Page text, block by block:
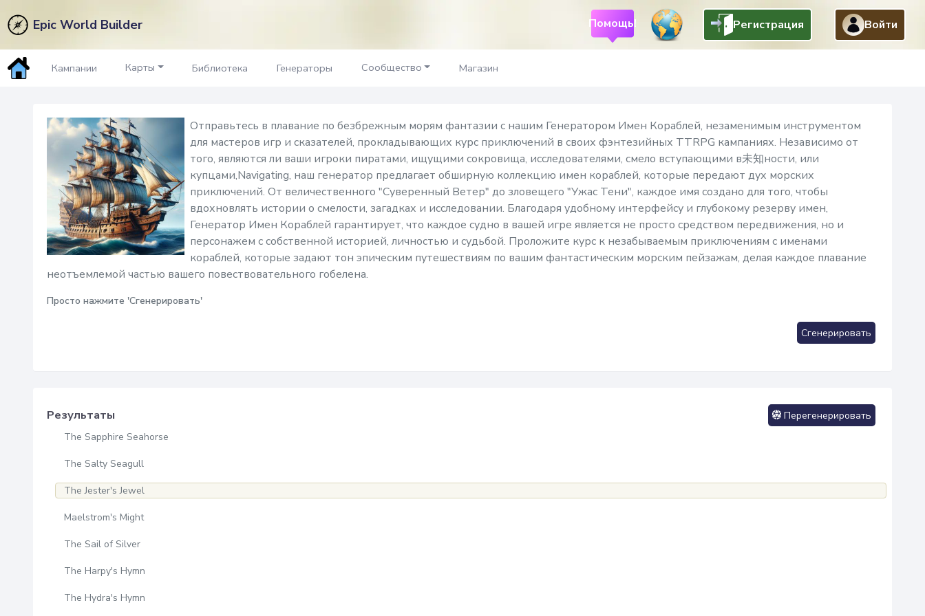
Epic World Builder Помощь! Регистрация Войти
Кампании Карты Библиотека Генераторы Сообщество Магазин
Название корабляГенератор
Назад
Отправьтесь в плавание по безбрежным морям фантазии с нашим Генератором Имен Кораблей, незаменимым инструментом
для мастеров игр и сказателей, прокладывающих курс приключений в своих фэнтезийных TTRPG кампаниях. Независимо от
того, являются ли ваши игроки пиратами, ищущими сокровища, исследователями, смело вступающими в未知ности, или
купцами,Navigating, наш генератор предлагает обширную коллекцию имен кораблей, которые передают дух морских
приключений. От величественного "Суверенный Ветер" до зловещего "Ужас Тени", каждое имя создано для того, чтобы
вдохновлять истории о смелости, загадках и исследовании. Благодаря удобному интерфейсу и глубокому резерву имен,
Генератор Имен Кораблей гарантирует, что каждое судно в вашей игре является не просто средством передвижения, но и
персонажем с собственной историей, личностью и судьбой. Проложите курс к незабываемым приключениям с именами
кораблей, которые задают тон эпическим путешествиям по вашим фантастическим морским пейзажам, делая каждое плавание
неотъемлемой частью вашего повествовательного гобелена.
Просто нажмите 'Сгенерировать'
Сгенерировать
Результаты
Перегенерировать
The Sapphire Seahorse
The Salty Seagull
The Jester's Jewel
Maelstrom's Might
The Sail of Silver
The Harpy's Hymn
The Hydra's Hymn